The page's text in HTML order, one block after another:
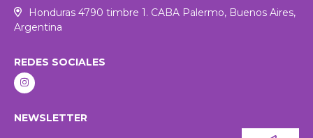
Honduras 4790 timbre 1. CABA Palermo, Buenos Aires,
Argentina
REDES SOCIALES
NEWSLETTER